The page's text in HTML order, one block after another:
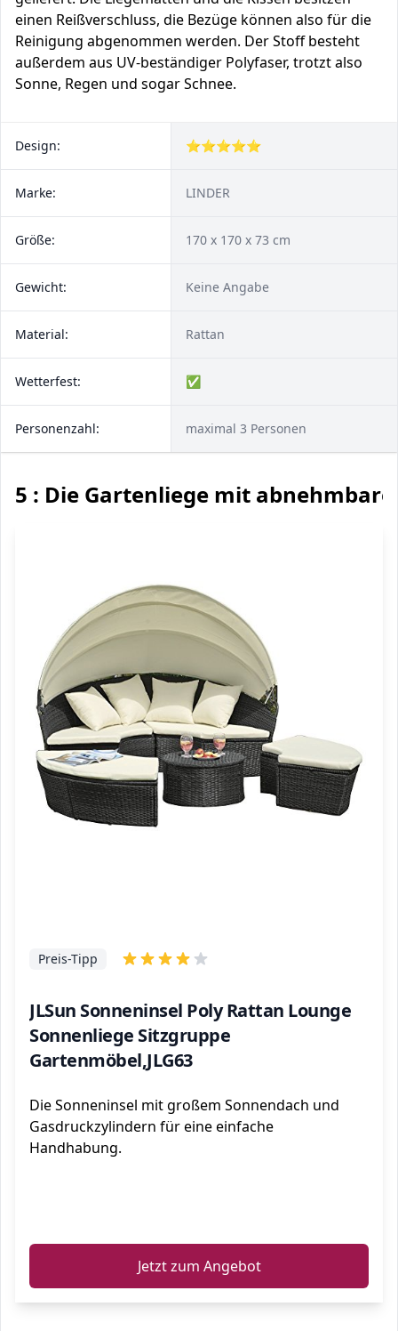
einen Reißverschluss, die Bezüge können also für die
Reinigung abgenommen werden. Der Stoff besteht
außerdem aus UV-beständiger Polyfaser, trotzt also
Sonne, Regen und sogar Schnee.
Design: ⭐⭐⭐⭐⭐
Marke: LINDER
Größe: 170 x 170 x 73 cm
Gewicht: Keine Angabe
Material: Rattan
Wetterfest: ✅
Personenzahl: maximal 3 Personen
5 : Die Gartenliege mit
JLSun Sonneninsel Poly Rattan Lounge
Sonnenliege Sitzgruppe
Gartenmöbel,JLG63
Preis-Tipp
Die Sonneninsel mit großem Sonnendach und
Gasdruckzylindern für eine einfache
Handhabung.
Jetzt zum Angebot